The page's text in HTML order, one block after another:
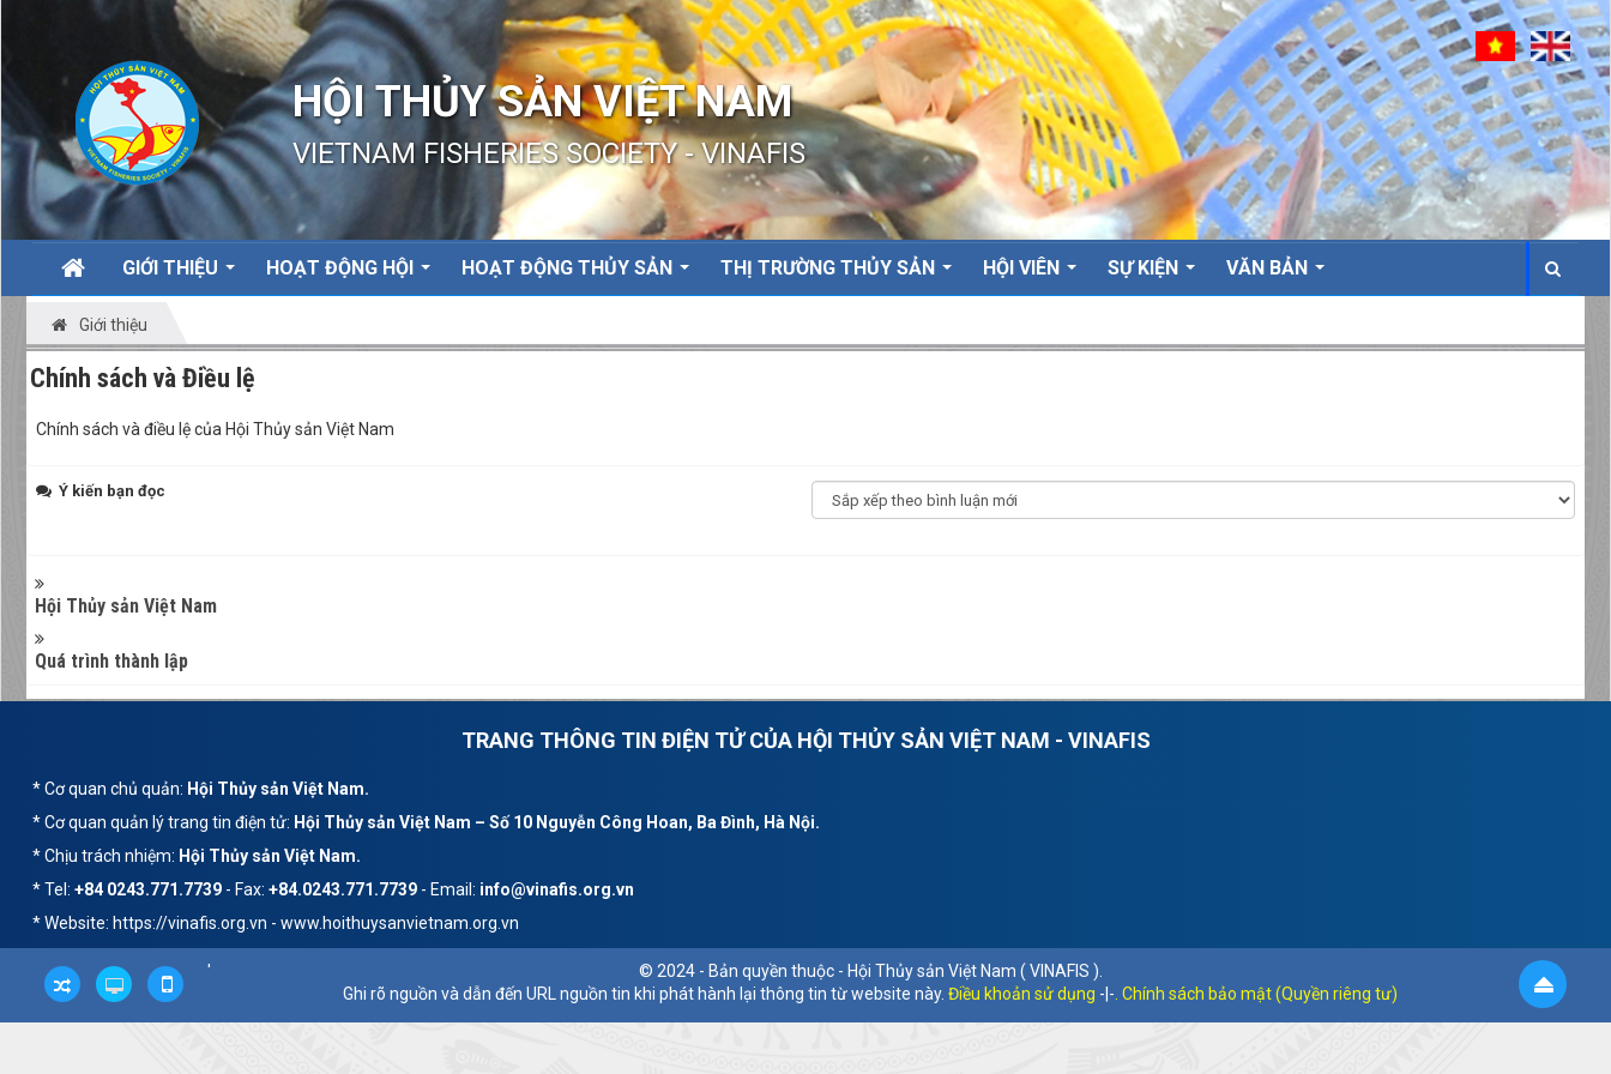
HỘI THỦY SẢN VIỆT NAM
VIETNAM FISHERIES SOCIETY - VINAFIS
GIỚI THIỆU HOẠT ĐỘNG HỘI HOẠT ĐỘNG THỦY SẢN THỊ TRƯỜNG THỦY SẢN HỘI VIÊN SỰ KIỆN VĂN BẢN
Giới thiệu
Chính sách và Điều lệ
Chính sách và điều lệ của Hội Thủy sản Việt Nam
Ý kiến bạn đọc
Hội Thủy sản Việt Nam
Quá trình thành lập
TRANG THÔNG TIN ĐIỆN TỬ CỦA HỘI THỦY SẢN VIỆT NAM - VINAFIS
* Cơ quan chủ quản: Hội Thủy sản Việt Nam.
* Cơ quan quản lý trang tin điện tử: Hội Thủy sản Việt Nam – Số 10 Nguyễn Công Hoan, Ba Đình, Hà Nội.
* Chịu trách nhiệm: Hội Thủy sản Việt Nam.
* Tel: +84 0243.771.7739 - Fax: +84.0243.771.7739 - Email: info@vinafis.org.vn
* Website: https://vinafis.org.vn - www.hoithuysanvietnam.org.vn
'
© 2024 - Bản quyền thuộc - Hội Thủy sản Việt Nam ( VINAFIS ).
Ghi rõ nguồn và dẫn đến URL nguồn tin khi phát hành lại thông tin từ website này.Điều khoản sử dụng -|- . Chính sách bảo mật (Quyền riêng tư)